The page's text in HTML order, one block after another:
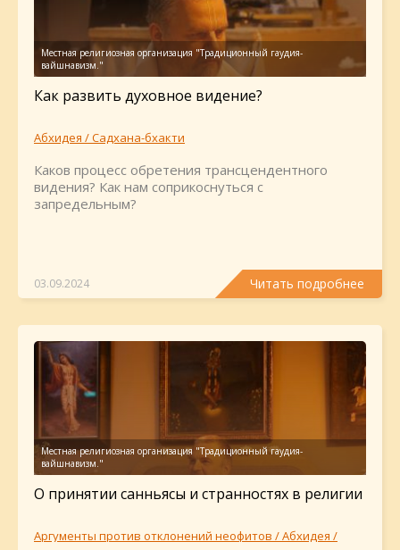
Как развить духовное видение?
Абхидея / Садхана-бхакти
Каков процесс обретения трансцендентного
видения? Как нам соприкоснуться с
запредельным?
03.09.2024 Читать подробнее
О принятии санньясы и странностях в религии
Аргументы против отклонений неофитов / Абхидея /